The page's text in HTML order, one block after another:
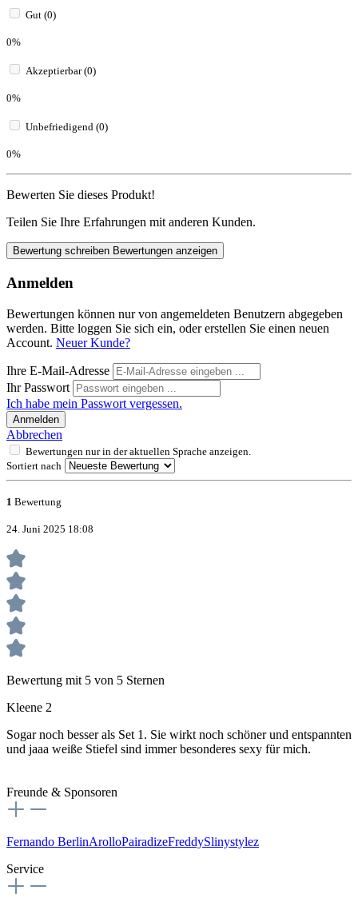
Gut (0)
0%
Akzeptierbar (0)
0%
Unbefriedigend (0)
0%
Bewerten Sie dieses Produkt!
Teilen Sie Ihre Erfahrungen mit anderen Kunden.
Bewertung schreiben Bewertungen anzeigen
Anmelden
Bewertungen können nur von angemeldeten Benutzern abgegeben
werden. Bitte loggen Sie sich ein, oder erstellen Sie einen neuen
Account. Neuer Kunde?
Ihre E-Mail-Adresse
Ihr Passwort
Ich habe mein Passwort vergessen.
Anmelden
Abbrechen
Bewertungen nur in der aktuellen Sprache anzeigen.
Sortiert nach
1 Bewertung
24. Juni 2025 18:08
Bewertung mit 5 von 5 Sternen
Kleene 2
Sogar noch besser als Set 1. Sie wirkt noch schöner und entspannten
und jaaa weiße Stiefel sind immer besonderes sexy für mich.
Freunde & Sponsoren
Fernando BerlinArolloPairadizeFreddySlinystylez
Service